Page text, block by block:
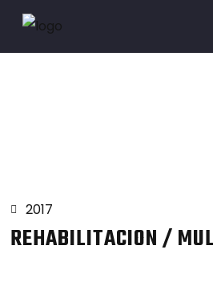
2017
REHABILITACION /